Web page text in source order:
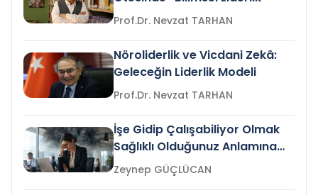
Prof.Dr. Nevzat TARHAN
Nöroliderlik ve Vicdani Zekâ:
Geleceğin Liderlik Modeli
Prof.Dr. Nevzat TARHAN
İşe Gidip Çalışabiliyor Olmak
Sağlıklı Olduğunuz Anlamına
Gelir mi?Zeynep GÜÇLÜCAN